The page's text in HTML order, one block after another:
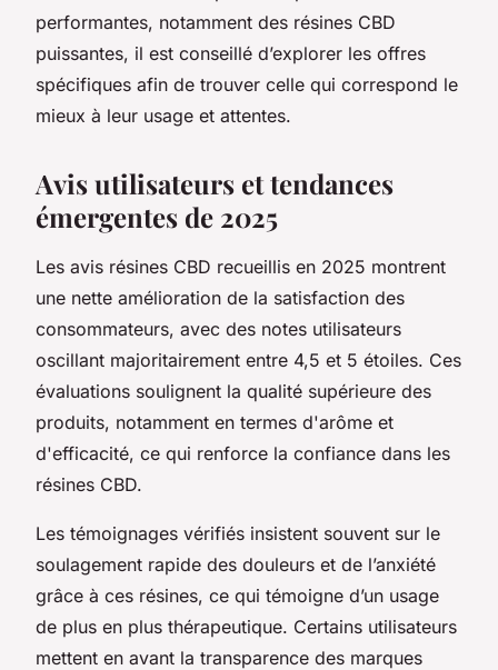
performantes, notamment des résines CBD
puissantes, il est conseillé d’explorer les offres
spécifiques afin de trouver celle qui correspond le
mieux à leur usage et attentes.
Avis utilisateurs et tendances
émergentes de 2025
Les avis résines CBD recueillis en 2025 montrent
une nette amélioration de la satisfaction des
consommateurs, avec des notes utilisateurs
oscillant majoritairement entre 4,5 et 5 étoiles. Ces
évaluations soulignent la qualité supérieure des
produits, notamment en termes d'arôme et
d'efficacité, ce qui renforce la confiance dans les
résines CBD.
Les témoignages vérifiés insistent souvent sur le
soulagement rapide des douleurs et de l’anxiété
grâce à ces résines, ce qui témoigne d’un usage
de plus en plus thérapeutique. Certains utilisateurs
mettent en avant la transparence des marques